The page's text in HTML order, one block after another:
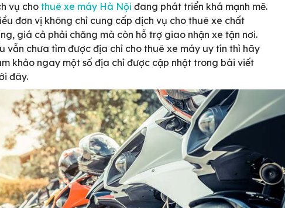
vụ chothuê xe máy Hà Nội đang phát triển khá mạnh mẽ.
đơn vị không chỉ cung cấp dịch vụ cho thuê xe chất
giá cả phải chăng mà còn hỗ trợ giao nhận xe tận nơi.
vẫn chưa tìm được địa chỉ cho thuê xe máy uy tín thì hãy
khảo ngay một số địa chỉ được cập nhật trong bài viết
đây.